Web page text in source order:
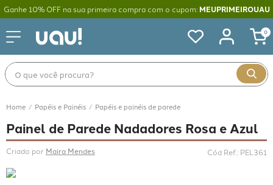
Ganhe 10% OFF na sua primeira compra com o cupom: MEUPRIMEIROUAU
0
O que você procura?
Papéis e Painéis Papéis e painéis de parede
Painel de Parede Nadadores Rosa e Azul
Criado por Maira Mendes Cód Ref.: PEL361